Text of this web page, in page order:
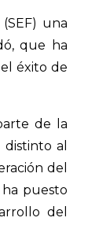
una
que ha
éxito de
de la
al
del
puesto
del